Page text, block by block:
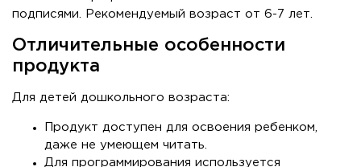
подписями. Рекомендуемый возраст от 6-7 лет.
Отличительные особенности
продукта
Для детей дошкольного возраста:
Продукт доступен для освоения ребенком,
даже не умеющем читать.
Для программирования используется